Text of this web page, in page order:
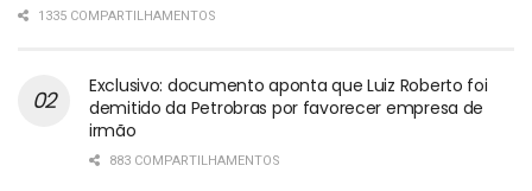
1335 COMPARTILHAMENTOS
Exclusivo: documento aponta que Luiz Roberto foi
demitido da Petrobras por favorecer empresa de
irmão
883 COMPARTILHAMENTOS